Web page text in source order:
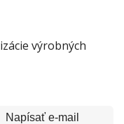
výrobných
Napísať e-mail